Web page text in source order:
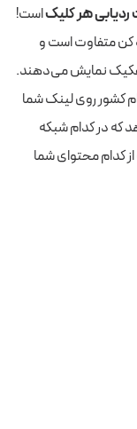
ردیابی هر کلیکاست!
کن متفاوت است و
نمایش می‌دهند.
کشور روی لینک شما
که در کدام شبکه
کدام محتوای شما